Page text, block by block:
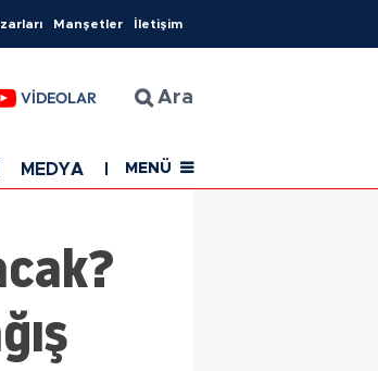
Manşetler İletişim
VİDEOLAR Ara
MEDYA EĞİTİM SAĞLIK
MENÜ